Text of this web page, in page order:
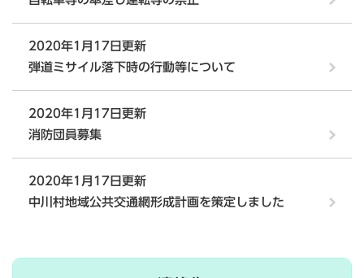
2020年1月17日更新
弾道ミサイル落下時の行動等について
2020年1月17日更新
消防団員募集
2020年1月17日更新
中川村地域公共交通網形成計画を策定しました